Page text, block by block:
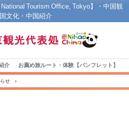
Tourism Office, Tokyo】・中国観
文化・中国紹介
介 お薦め旅ルート・体験【パンフレット】
せ